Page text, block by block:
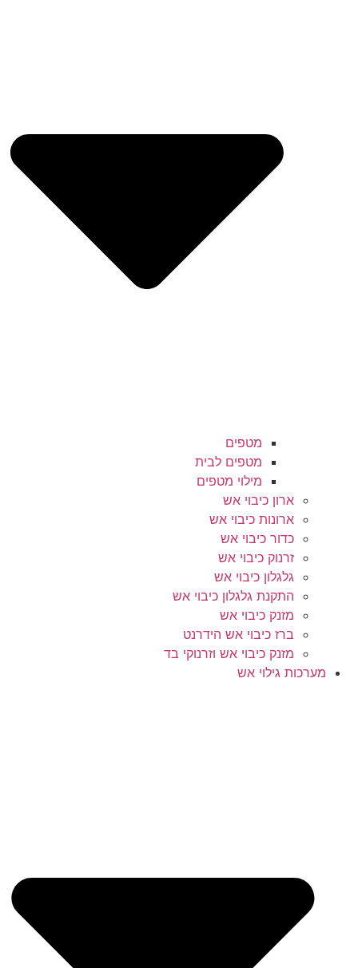
מטפים
מטפים לבית
מילוי מטפים
ארון כיבוי אש
ארונות כיבוי אש
כדור כיבוי אש
זרנוק כיבוי אש
גלגלון כיבוי אש
התקנת גלגלון כיבוי אש
מזנק כיבוי אש
ברז כיבוי אש הידרנט
מזנק כיבוי אש וזרנוקי בד
מערכות גילוי אש